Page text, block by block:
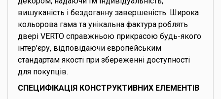
вишуканість і бездоганну завершеність. Широка
кольорова гама та унікальна фактура роблять
двері VERTO справжньою прикрасою будь-якого
інтер'єру, відповідаючи європейським
стандартам якості при збереженні доступності
для покупців.
СПЕЦИФІКАЦІЯ КОНСТРУКТИВНИХ ЕЛЕМЕНТІВ